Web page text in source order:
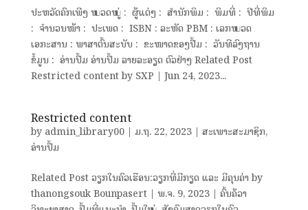
ປະຫວັດຄົກເພີງ ໝວດໝູ່ : ຜູ້ແຕ່ງ : ສຳນັກພິມ : ພິມທີ່ : ປີທີ່ພິມ
: ຈຳນວນໜ້າ : ປະເພດ : ISBN : ລະຫັດ PBM : ເລກໝວດ
ເອກະສານ : ພາສາຕົ້ນສະບັບ : ຂະໜາດຂອງປື້ມ : ວັນທີລົງຖານ
ຂໍ້ມູນ : ອ່ານປຶ້ມ ອ່ານປຶ້ມ ລາຍລະອຽດ ຕົວຢ່າງ Related Post
Restricted content by SXP | Jun 24, 2023...
Restricted content
by admin_library00| ມ.ຖ. 22, 2023| ສະເພາະສະມາຊິກ,
ອ່ານປຶ້ມ
Related Post ວຽກໃນຄົວເຮືອນ:ວຽກທີ່ມີກຽດ ແລະ ມີຄຸນຄ່າ by
thanongsouk Bounpasert | ​ພ.ຈ. 9, 2023 | ຄົ້ນຄ້ວາ